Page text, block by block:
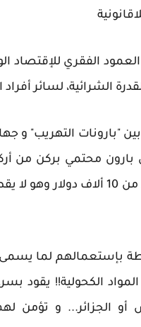
الفقري
الشرائية، لسائر
"بارونات التهريب" و
بإستعمالهم لما
الكحولية!! يقود
الجزائر... و تؤمن